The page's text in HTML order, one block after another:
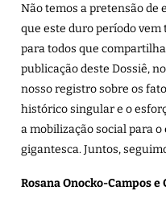
Não temos a pretensão de
que este duro período
para todos que
publicação deste Dossiê,
nosso registro sobre os
histórico singular e o
a mobilização social para
gigantesca. Juntos,
Rosana Onocko-Campos